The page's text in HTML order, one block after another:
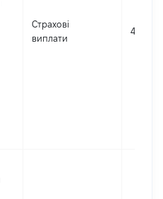
Страхові
виплати
469285